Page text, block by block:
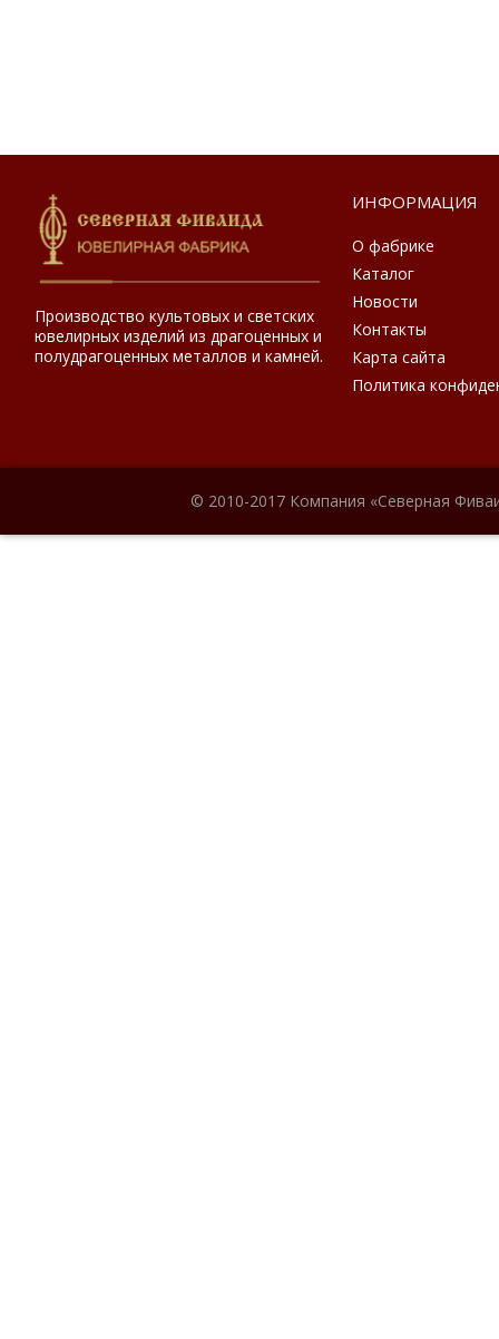
Производство культовых и светских
ювелирных изделий из драгоценных и
полудрагоценных металлов и камней.
ИНФОРМАЦИЯ
О фабрике
Каталог
Новости
Контакты
Карта сайта
Политика
© 2010-2017 Компания «Северная